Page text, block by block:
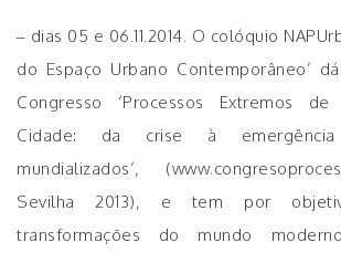
– dias 05 e 06.11.2014. O colóquio
do Espaço Urbano Contemporâneo’
Congresso ‘Processos Extremos
Cidade: da crise à
mundializados’,
Sevilha 2013), e tem por
transformações do mundo